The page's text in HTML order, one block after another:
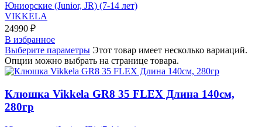
Юниорские (Junior, JR) (7-14 лет)
VIKKELA
24990 ₽
В избранное
Выберите параметры Этот товар имеет несколько вариаций.
Опции можно выбрать на странице товара.
Клюшка Vikkela GR8 35 FLEX Длина 140см,
280гр